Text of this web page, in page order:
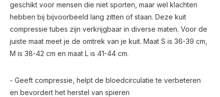
geschikt voor mensen die niet sporten, maar wel klachten
hebben bij bijvoorbeeld lang zitten of staan. Deze kuit
compressie tubes zijn verkrijgbaar in diverse maten. Voor de
juiste maat meet je de omtrek van je kuit. Maat S is 36-39 cm,
M is 38-42 cm en maat L is 41-44 cm.
- Geeft compressie, helpt de bloedcirculatie te verbeteren
en bevordert het herstel van spieren